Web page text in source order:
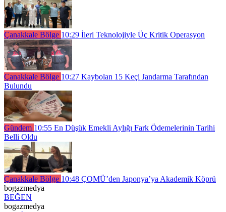
Çanakkale Bölge 10:29 İleri Teknolojiyle Üç Kritik Operasyon
Çanakkale Bölge 10:27 Kaybolan 15 Keçi Jandarma Tarafından
Bulundu
Gündem 10:55 En Düşük Emekli Aylığı Fark Ödemelerinin Tarihi
Belli Oldu
Çanakkale Bölge 10:48 ÇOMÜ’den Japonya’ya Akademik Köprü
bogazmedya
BEĞEN
bogazmedya